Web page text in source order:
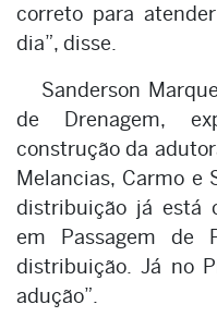
correto para
dia”, disse.
Sanderson
de Drenagem,
construção da
Melancias, Carmo e
distribuição já está
em Passagem de
distribuição. Já no
adução”.